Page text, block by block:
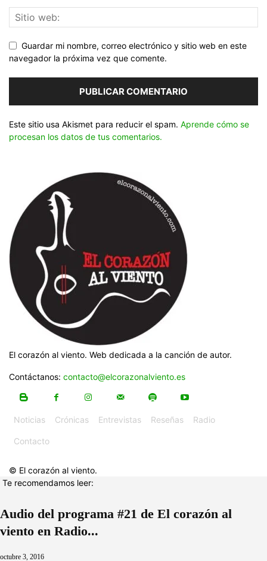
Guardar mi nombre, correo electrónico y sitio web en este
navegador la próxima vez que comente.
Este sitio usa Akismet para reducir el spam. Aprende cómo se
procesan los datos de tus comentarios.
El corazón al viento. Web dedicada a la canción de autor.
Contáctanos: contacto@elcorazonalviento.es
Noticias Crónicas Entrevistas Reseñas Radio
Contacto
© El corazón al viento.
Te recomendamos leer:
Audio del programa #21 de El corazón al
viento en Radio...
octubre 3, 2016